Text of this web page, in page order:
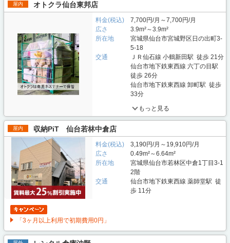
屋内 オトクラ仙台東邦店
料金(税込)
7,700円/月～7,700円/月
広さ
3.9m²～3.9m²
所在地
宮城県仙台市宮城野区日の出町3-
5-18
交通
ＪＲ仙石線 小鶴新田駅 徒歩 21分
仙台市地下鉄東西線 六丁の目駅
徒歩 26分
仙台市地下鉄東西線 卸町駅 徒歩
33分
もっと見る
屋内 収納PiT 仙台若林中倉店
料金(税込)
3,190円/月～19,910円/月
広さ
0.49m²～6.64m²
所在地
宮城県仙台市若林区中倉1丁目3-1
2階
交通
仙台市地下鉄東西線 薬師堂駅 徒
歩 11分
「3ヶ月以上利用で初期費用0円」